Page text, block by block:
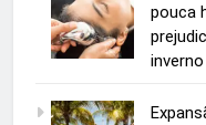
pouca
inverno